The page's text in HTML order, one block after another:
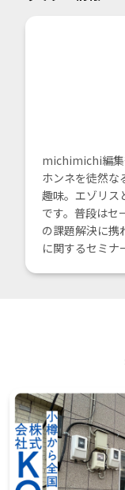
michimichi編集
ホンネを徒然な
趣味。エゾリス
です。普段はセ
の課題解決に携
に関するセミ